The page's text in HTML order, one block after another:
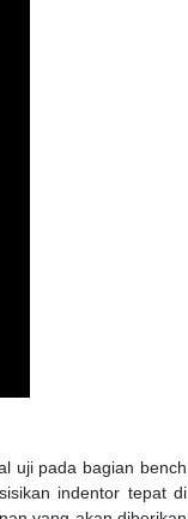
uji pada bagian bench
indentor tepat di